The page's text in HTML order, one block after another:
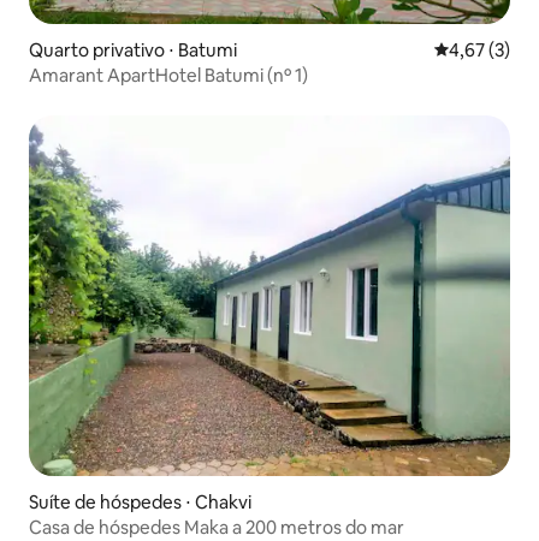
Quarto privativo ⋅ Batumi 4,67 de
4,67 (3)
Amarant ApartHotel Batumi (nº 1)
Suíte de hóspedes ⋅ Chakvi
Casa de hóspedes Maka a 200 metros do mar